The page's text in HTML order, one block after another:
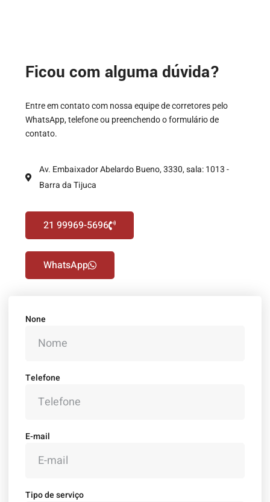
Ficou com alguma dúvida?
Entre em contato com nossa equipe de corretores pelo
WhatsApp, telefone ou preenchendo o formulário de
contato.
Av. Embaixador Abelardo Bueno, 3330, sala: 1013 -
Barra da Tijuca
21 99969-5696
WhatsApp
None
Telefone
E-mail
Tipo de serviço